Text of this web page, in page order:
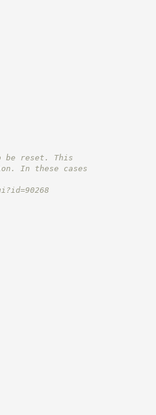
be reset. This
In these cases